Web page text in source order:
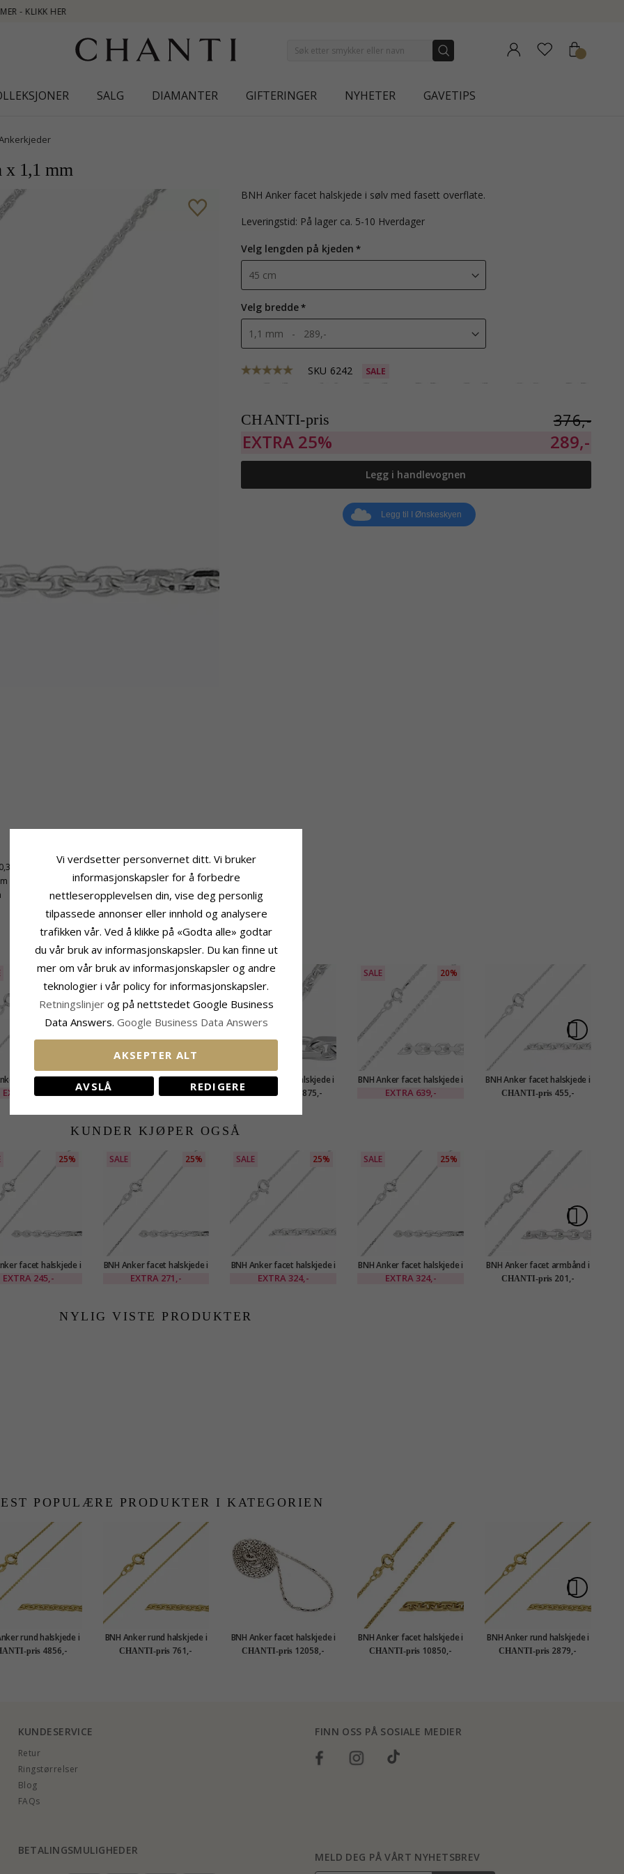
SALG DIAMANTER GIFTERINGER NYHETER GAVETIPS
x 1,1 mm
BNH Anker facet halskjede i sølv med fasett overflate.
Leveringstid: På lager ca. 5-10 Hverdager
Velg lengden på kjeden
Velg bredde
SKU 6242 SALE
CHANTI-pris 376,-
EXTRA 25% 289,-
Legg i handlevognen
Legg til I Ønskeskyen
0,35 mm
Leveringstid
Leveringstid: Ca. 5-10 Hverdager
BESLEKTEDE PRODUKTER
25%
facet halskjede i
45 cm x 1,3 mm
EXTRA 324,-
BNH Anker facet halskjede i
sølv 55 cm x 1,7 mm
CHANTI-pris 893,-
Bnh anker facet halskjede i
sølv 60 cm x 5,3 mm
CHANTI-pris 7875,-
SALE 20%
BNH Anker facet halskjede i
sølv 50 cm x 1,7 mm
EXTRA 639,-
BNH Anker facet halskjede i
sølv 50 cm x 1,3 mm
CHANTI-pris 455,-
KUNDER KJØPER OGSÅ
25%
facet halskjede i
40 cm x 1,1 mm
EXTRA 245,-
SALE 25%
BNH Anker facet halskjede i
sølv 42 cm x 1,1 mm
EXTRA 271,-
SALE 25%
BNH Anker facet halskjede i
sølv 45 cm x 1,3 mm
EXTRA324,-
SALE 25%
BNH Anker facet halskjede i
sølv 50 cm x 1,1 mm
EXTRA324,-
BNH Anker facet armbånd i
sølv 18,5 cm x 1,4 mm
CHANTI-pris 201,-
NYLIG VISTE PRODUKTER
POPULÆRE PRODUKTER I KATEGORIEN
rund halskjede i
gull 40 - 42 cm x
1,2 mm
pris 4856,-
BNH Anker rund halskjede i
forgylt sølv 42-45 cm x 1,1
mm
CHANTI-pris 761,-
BNH Anker facet halskjede i
14 karat hvitt gull 45 cm x
1,4 mm
CHANTI-pris 12058,-
BNH Anker facet halskjede i
14 karat gull 45 cm x 1,4
mm
CHANTI-pris 10850,-
BNH Anker rund halskjede i
8 karat 45 cm x 1,2 mm
CHANTI-pris 2879,-
KUNDESERVICE
Retur
Ringstørrelser
Blog
FAQs
FINN OSS PÅ SOSIALE MEDIER
BETALINGSMULIGHEDER
MELD DEG PÅ VÅRT NYHETSBREV
Vi verdsetter personvernet ditt. Vi bruker
informasjonskapsler for å forbedre
nettleseropplevelsen din, vise deg personlig
tilpassede annonser eller innhold og analysere
trafikken vår. Ved å klikke på «Godta alle» godtar
du vår bruk av informasjonskapsler. Du kan finne ut
mer om vår bruk av informasjonskapsler og andre
teknologier i vår policy for informasjonskapsler.
Retningslinjer og på nettstedet Google Business
Data Answers. Google Business Data Answers
AKSEPTER ALT
AVSLÅ REDIGERE